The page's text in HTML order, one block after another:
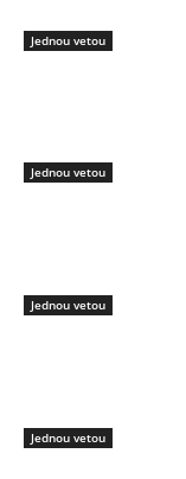
Jednou vetou
Jednou vetou
Jednou vetou
Jednou vetou